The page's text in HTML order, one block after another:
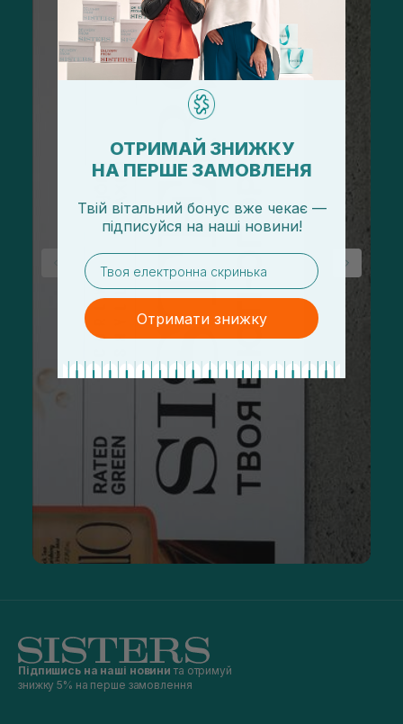
Підпишись на наші новини та отримуй
знижку 5% на перше замовлення
ОТРИМАЙ ЗНИЖКУ
НА ПЕРШЕ ЗАМОВЛЕНЯ
Твій вітальний бонус вже чекає —
підписуйся на наші новини!
email
Отримати знижку